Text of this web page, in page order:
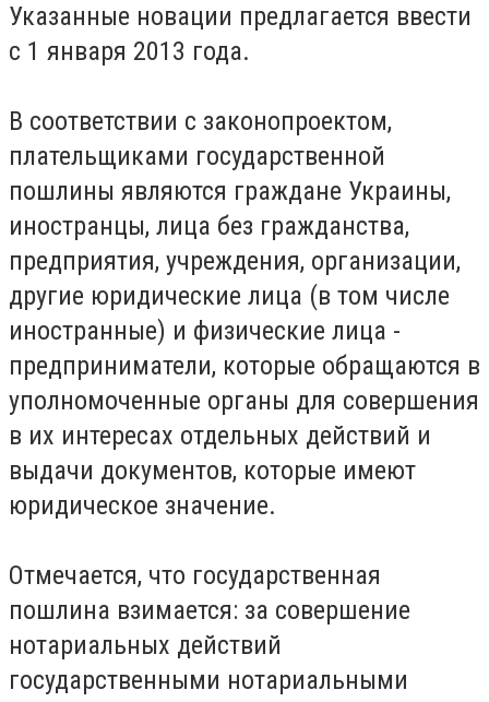
Указанные новации предлагается ввести
с 1 января 2013 года.
В соответствии с законопроектом,
плательщиками государственной
пошлины являются граждане Украины,
иностранцы, лица без гражданства,
предприятия, учреждения, организации,
другие юридические лица (в том числе
иностранные) и физические лица -
предприниматели, которые обращаются в
уполномоченные органы для совершения
в их интересах отдельных действий и
выдачи документов, которые имеют
юридическое значение.
Отмечается, что государственная
пошлина взимается: за совершение
нотариальных действий
государственными нотариальными